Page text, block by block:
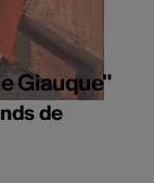
Giauque"
de